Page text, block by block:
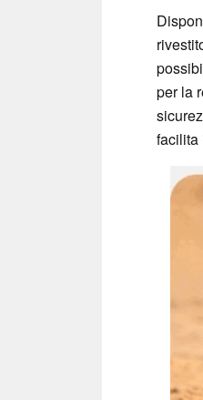
per la
facilita